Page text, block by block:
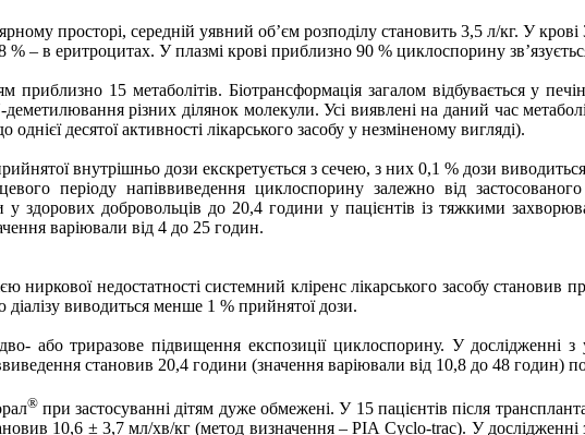
просторі, середній уявний об’єм розподілу становить 3,5 л/кг. У крові
% – в еритроцитах. У плазмі крові приблизно 90 % циклоспорину
приблизно 15 метаболітів. Біотрансформація загалом відбувається у
різних ділянок молекули. Усі виявлені на даний час
десятої активності лікарського засобу у незміненому вигляді).
внутрішньо дози екскретується з сечею, з них 0,1 % дози
періоду напіввиведення циклоспорину залежно від
у здорових добровольців до 20,4 години у пацієнтів із тяжкими
варіювали від 4 до 25 годин.
ниркової недостатності системний кліренс лікарського засобу становив
виводиться менше 1 % прийнятої дози.
або триразове підвищення експозиції циклоспорину. У дослідженні
становив 20,4 години (значення варіювали від 10,8 до 48 годин)
® при застосуванні дітям дуже обмежені. У 15 пацієнтів після
10,6 ± 3,7 мл/хв/кг (метод визначення – РІА Cyclo-trac). У дослідженні